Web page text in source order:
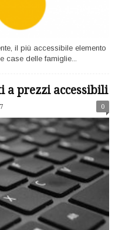
il più accessibile elemento
delle famiglie...
a prezzi accessibili
0